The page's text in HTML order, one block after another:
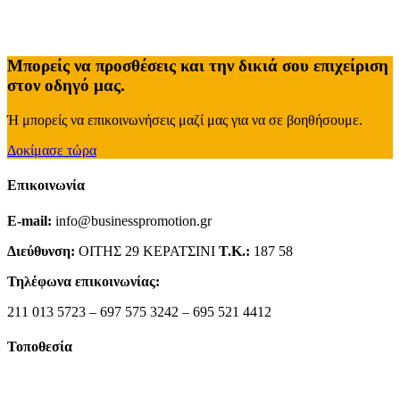
Μπορείς να προσθέσεις και την δικιά σου επιχείριση
στον οδηγό μας.
Ή μπορείς να επικοινωνήσεις μαζί μας για να σε βοηθήσουμε.
Δοκίμασε τώρα
Επικοινωνία
E-mail: info@businesspromotion.gr
Διεύθυνση: ΟΙΤΗΣ 29 ΚΕΡΑΤΣΙΝΙ Τ.Κ.: 187 58
Τηλέφωνα επικοινωνίας:
211 013 5723 – 697 575 3242 – 695 521 4412
Τοποθεσία